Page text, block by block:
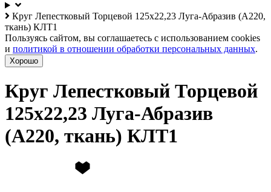
Круг Лепестковый Торцевой 125х22,23 Луга-Абразив (А220,
ткань) КЛТ1
Пользуясь сайтом, вы соглашаетесь с использованием cookies
и политикой в отношении обработки персональных данных.
Хорошо
Круг Лепестковый Торцевой
125х22,23 Луга-Абразив
(А220, ткань) КЛТ1